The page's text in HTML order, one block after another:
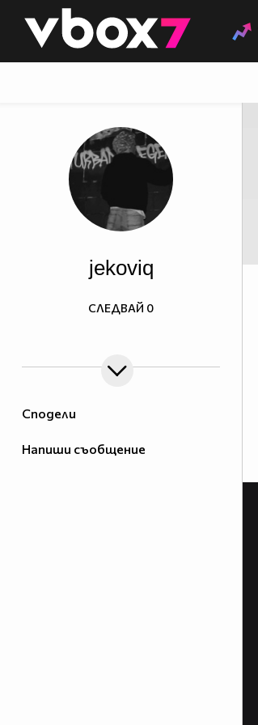
👾
Сподели
Напиши съобщение
jekoviq
СЛЕДВАЙ 0